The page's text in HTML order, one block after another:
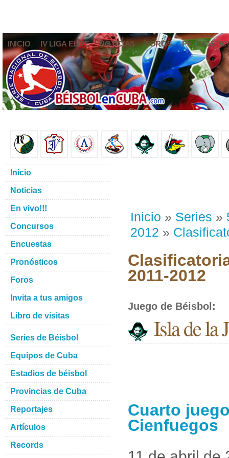
INICIO IV LIGA ELITE NOTICIAS FOROS
Inicio » Series »
2012 »
2011-2012
Juego de Béisbol :
Isla de la
Cuarto
Cienfuegos
Inicio
Noticias
En vivo!!!
Concursos
Encuestas
Pronósticos
Foros
Invita a tus amigos
Libro de visitas
Series de Béisbol
Equipos de Cuba
Estadios de béisbol
Provincias de Cuba
Reportajes
Artículos
Records